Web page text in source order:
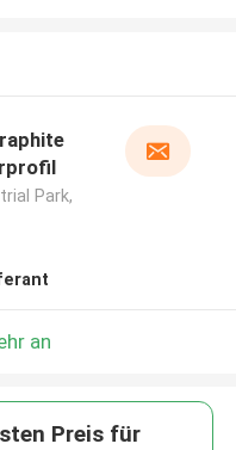
Park,
an
Preis für